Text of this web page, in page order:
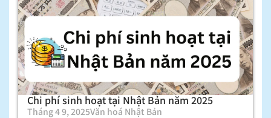
Chi phí sinh hoạt tại Nhật Bản năm 2025
Tháng 4 9, 2025Văn hoá Nhật Bản